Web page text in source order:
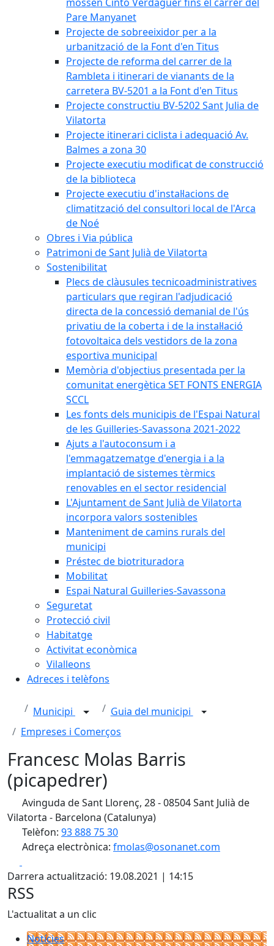
Pare Manyanet
Projecte de sobreeixidor per a la
urbanització de la Font d'en Titus
Projecte de reforma del carrer de la
Rambleta i itinerari de vianants de la
carretera BV-5201 a la Font d'en Titus
Projecte constructiu BV-5202 Sant Julia de
Vilatorta
Projecte itinerari ciclista i adequació Av.
Balmes a zona 30
Projecte executiu modificat de construcció
de la biblioteca
Projecte executiu d'instal·lacions de
climatització del consultori local de l'Arca
de Noé
Obres i Via pública
Patrimoni de Sant Julià de Vilatorta
Sostenibilitat
Plecs de clàusules tecnicoadministratives
particulars que regiran l'adjudicació
directa de la concessió demanial de l'ús
privatiu de la coberta i de la instal·lació
fotovoltaica dels vestidors de la zona
esportiva municipal
Memòria d'objectius presentada per la
comunitat energètica SET FONTS ENERGIA
SCCL
Les fonts dels municipis de l'Espai Natural
de les Guilleries-Savassona 2021-2022
Ajuts a l'autoconsum i a
l'emmagatzematge d'energia i a la
implantació de sistemes tèrmics
renovables en el sector residencial
L'Ajuntament de Sant Julià de Vilatorta
incorpora valors sostenibles
Manteniment de camins rurals del
municipi
Préstec de biotrituradora
Mobilitat
Espai Natural Guilleries-Savassona
Seguretat
Protecció civil
Habitatge
Activitat econòmica
Vilalleons
Adreces i telèfons
Municipi
Guia del municipi
Empreses i Comerços
Francesc Molas Barris
(picapedrer)
Avinguda de Sant Llorenç, 28 - 08504 Sant Julià de
Vilatorta - Barcelona (Catalunya)
Telèfon: 93 888 75 30
Adreça electrònica: fmolas@osonanet.com
Darrera actualització: 19.08.2021 | 14:15
RSS
L'actualitat a un clic
Notícies